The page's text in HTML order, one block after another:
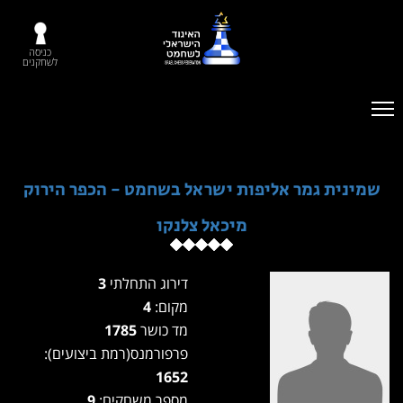
כניסה
לשחקנים
שמינית גמר אליפות ישראל בשחמט - הכפר הירוק
מיכאל צלנקו
דירוג התחלתי
מקום:
מד כושר
פרפורמנס(רמת ביצועים):
1652